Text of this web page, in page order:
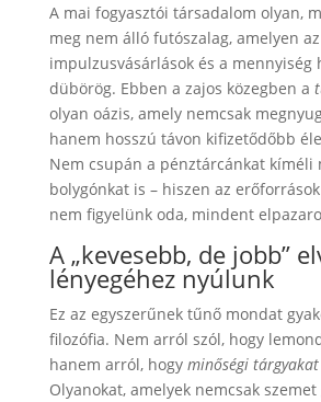
A mai fogyasztói társadalom olyan,
meg nem álló futószalag, amelyen az
impulzusvásárlások és a mennyiség
dübörög. Ebben a zajos közegben a
olyan oázis, amely nemcsak
hanem hosszú távon kifizetődőbb
Nem csupán a pénztárcánkat kíméli
bolygónkat is – hiszen az
nem figyelünk oda, mindent
A „kevesebb, de jobb”
lényegéhez nyúlunk
Ez az egyszerűnek tűnő mondat
filozófia. Nem arról szól, hogy
hanem arról, hogy minőségi tárgyakat
Olyanokat, amelyek nemcsak